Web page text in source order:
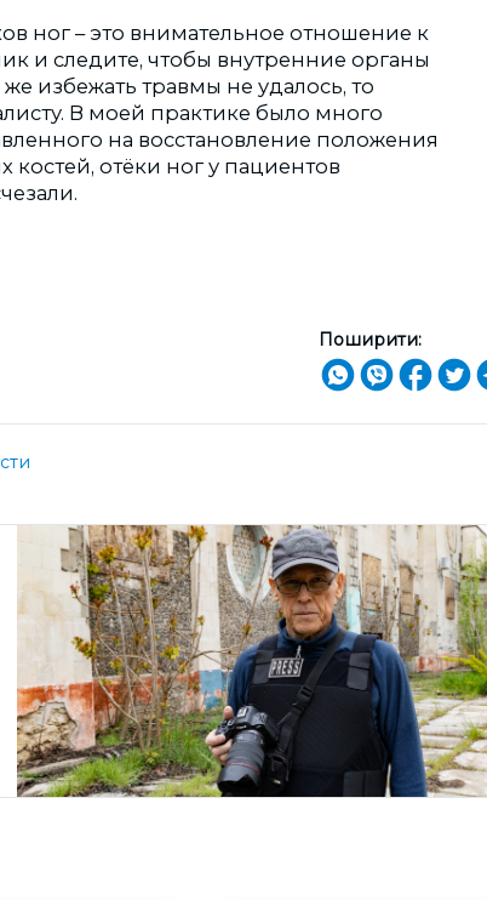
ног – это внимательное отношение к
и следите, чтобы внутренние органы
избежать травмы не удалось, то
В моей практике было много
на восстановление положения
костей, отёки ног у пациентов
Поширити: